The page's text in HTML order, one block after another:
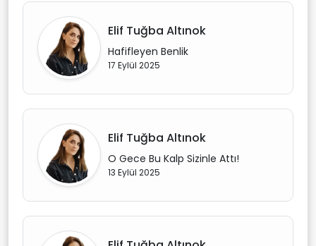
Elif Tuğba Altınok
Hafifleyen Benlik
17 Eylül 2025
Elif Tuğba Altınok
O Gece Bu Kalp Sizinle Attı!
13 Eylül 2025